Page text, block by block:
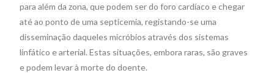
para além da zona, que podem ser do foro cardíaco e chegar
até ao ponto de uma septicemia, registando-se uma
disseminação daqueles micróbios através dos sistemas
linfático e arterial. Estas situações, embora raras, são graves
e podem levar à morte do doente.